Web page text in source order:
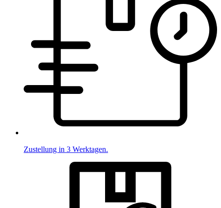
Zustellung in 3 Werktagen.